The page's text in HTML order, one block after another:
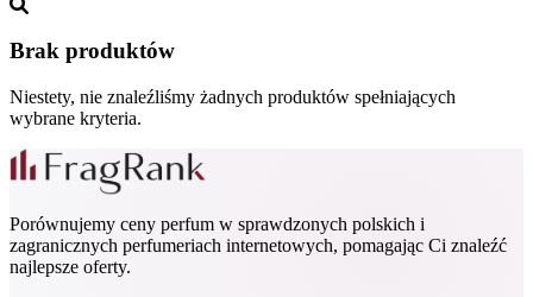
Brak produktów
Niestety, nie znaleźliśmy żadnych produktów spełniających
wybrane kryteria.
Porównujemy ceny perfum w sprawdzonych polskich i
zagranicznych perfumeriach internetowych, pomagając Ci znaleźć
najlepsze oferty.